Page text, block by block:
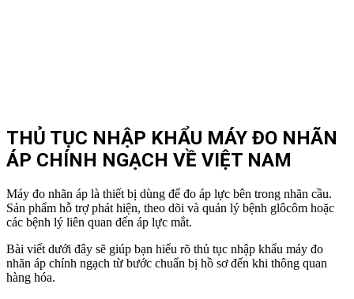
THỦ TỤC NHẬP KHẨU MÁY ĐO NHÃN
ÁP CHÍNH NGẠCH VỀ VIỆT NAM
Máy đo nhãn áp là thiết bị dùng để đo áp lực bên trong nhãn cầu.
Sản phẩm hỗ trợ phát hiện, theo dõi và quản lý bệnh glôcôm hoặc
các bệnh lý liên quan đến áp lực mắt.
Bài viết dưới đây sẽ giúp bạn hiểu rõ thủ tục nhập khẩu máy đo
nhãn áp chính ngạch từ bước chuẩn bị hồ sơ đến khi thông quan
hàng hóa.